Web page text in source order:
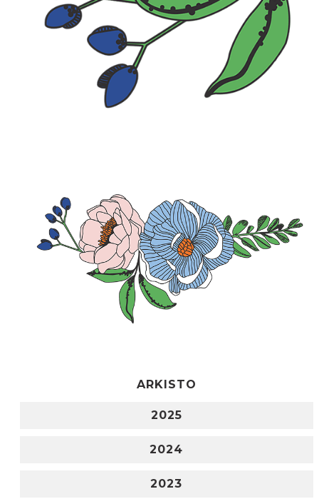
ARKISTO
2025
2024
2023